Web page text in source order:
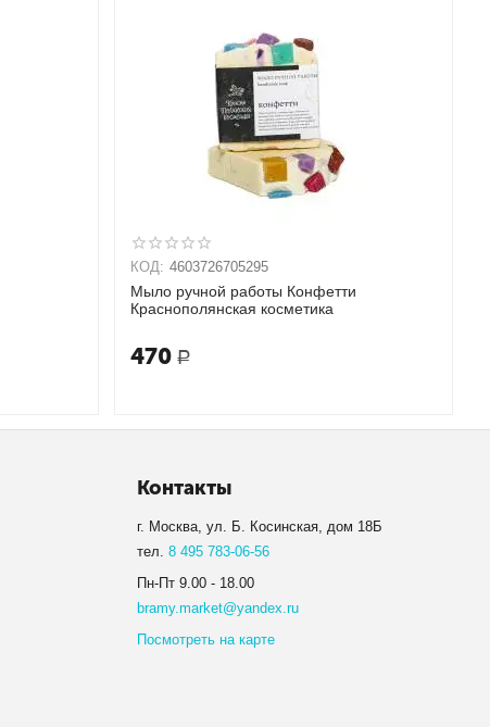
КОД: 4603726705295
Мыло ручной работы Конфетти
Краснополянская косметика
470 Р
Контакты
г. Москва, ул. Б. Косинская, дом 18Б
тел. 8 495 783-06-56
Пн-Пт 9.00 - 18.00
bramy.market@yandex.ru
Посмотреть на карте